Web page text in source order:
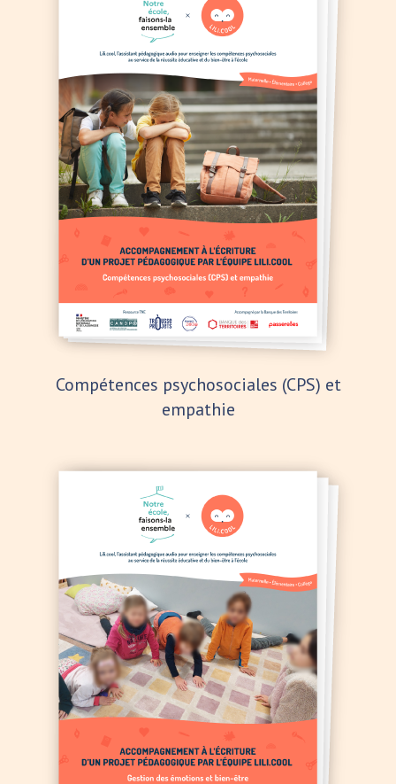
Compétences psychosociales (CPS) et
empathie